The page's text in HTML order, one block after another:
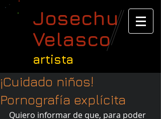
Josechu
Velasco
artista
¡Cuidado niños!
Pornografía explícita
Quiero informar de que, para poder